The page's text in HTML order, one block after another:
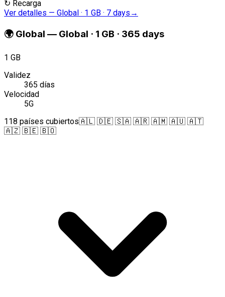
↻ Recarga
Ver detalles — Global · 1 GB · 7 days →
🌍 Global — Global · 1 GB · 365 days
1 GB
Validez
365 días
Velocidad
5G
118 países cubiertos🇦🇱 🇩🇪 🇸🇦 🇦🇷 🇦🇲 🇦🇺 🇦🇹
🇦🇿 🇧🇪 🇧🇴